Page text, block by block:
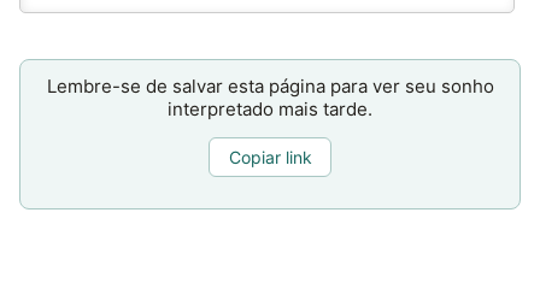
Lembre-se de salvar esta página para ver seu sonho
interpretado mais tarde.
Copiar link